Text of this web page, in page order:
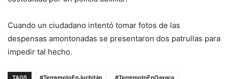
Cuando un ciudadano intentó tomar fotos de las
despensas amontonadas se presentaron dos patrullas para
impedir tal hecho.